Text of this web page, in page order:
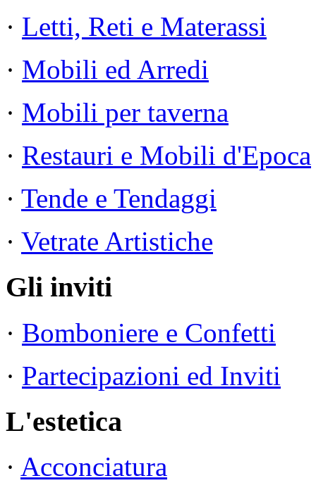
· Letti, Reti e Materassi
· Mobili ed Arredi
· Mobili per taverna
· Restauri e Mobili d'Epoca
· Tende e Tendaggi
· Vetrate Artistiche
Gli inviti
· Bomboniere e Confetti
· Partecipazioni ed Inviti
L'estetica
· Acconciatura